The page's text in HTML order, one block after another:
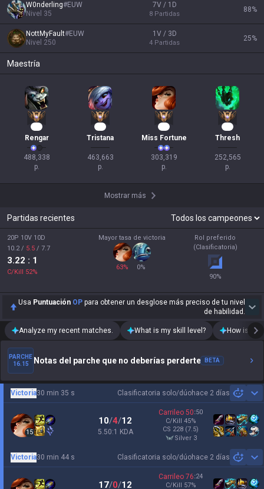
W0nderling#EUW
Nivel 35
7V / 1D
8 Partidas
88%
NottMyFault#EUW
Nivel 250
1V / 3D
4 Partidas
25%
Maestría
Rengar
488,338
p.
Tristana
463,663
p.
Miss Fortune
303,319
p.
Thresh
252,565
p.
Mostrar más
Partidas recientes
20P 10V 10D
10.2/ 5.5 / 7.7
3.22 : 1
C/Kill 52%
Mayor tasa de victoria
63% 0%
Rol preferido
(Clasificatoria)
90%
Usa Puntuación OP para obtener un desglose más preciso de tu nivel
de habilidad.
Analyze my recent matches. What is my skill level? How is my
PARCHE
16.15
Notas del parche que no deberías perderte BETA
Clasificatoria solo/dúohace 2 días
Victoria30 min 35 s
15
10/4/12
5.50:1 KDA
Carrileo 50:50
C/Kill 45%
CS 228 (7.5)
silver 3
Clasificatoria solo/dúohace 2 días
Victoria30 min 44 s
17/0/12
Carrileo 76:24
C/Kill 57%